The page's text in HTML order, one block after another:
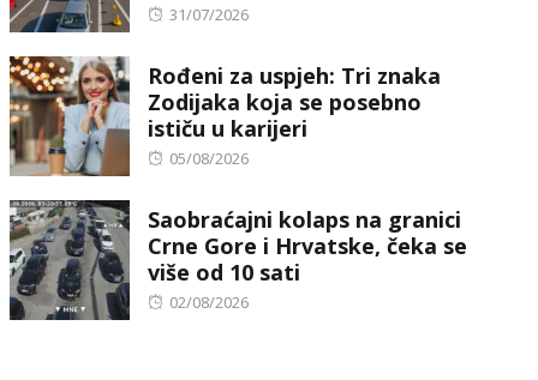
Posted
31/07/2026
Rođeni za uspjeh: Tri znaka
Zodijaka koja se posebno
ističu u karijeri
Posted
05/08/2026
Saobraćajni kolaps na granici
Crne Gore i Hrvatske, čeka se
više od 10 sati
Posted
02/08/2026